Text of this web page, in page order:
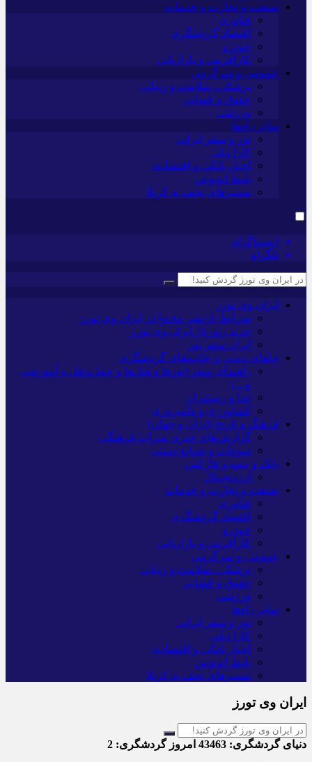
صنعت و تجارت و خدمات
فناوری
اقتصاد گردشگری
خودرو
کارآفرینی و بازاریابی
عمومی و سرگرمی
پزشکی، سلامت و زیبایی
حقوق و قضایی
ورزشی
سایر راه‌ها
تور و سفر ایرانی
کارا دیلی
اخبار بانکی و اقتصادی
بلیط اتوبوس
مسیرهای نجف به کربلا
اینستاگرام
تلگرام
ایران وی تورز
شرایط بازنشر محتوا در ایران وی تورز
خرید رپورتاژ ایران وی تورز
ایران سفر تور
جاهای دیدنی و جاذبه‌های گردشگری
راهنمای سفر (تورها و هتل‌ها و حمل‌و‌نقل و آموزشی
و…)
غذا و رستوران
کشاورزی و دامپروری
فرهنگ و تاریخ (ایران و جهان)
گزارش‌های خبری میراث فرهنگی
سوغات و صنایع دستی
بانک و بیمه و فارکس
ارزدیجیتال
صنعت و تجارت و خدمات
فناوری
اقتصاد گردشگری
خودرو
کارآفرینی و بازاریابی
عمومی و سرگرمی
پزشکی، سلامت و زیبایی
حقوق و قضایی
ورزشی
سایر راه‌ها
تور و سفر ایرانی
کارا دیلی
اخبار بانکی و اقتصادی
بلیط اتوبوس
مسیرهای نجف به کربلا
ایران وی تورز
دنیای گردشگری: امروز گردشگری: